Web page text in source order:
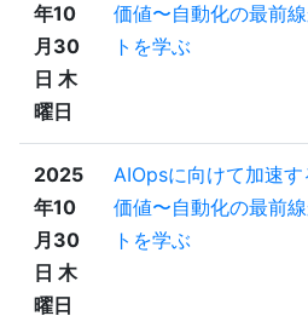
年10
月30
日 木
曜日
価値〜自動化の最前
トを学ぶ
2025
年10
月30
日 木
曜日
AIOpsに向けて加速
価値〜自動化の最前
トを学ぶ